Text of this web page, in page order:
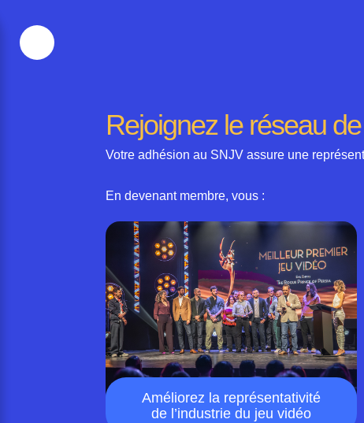
Menu
Rejoignez le réseau
Votre adhésion au SNJV assure une
En devenant membre, vous :
Améliorez la représentativité
de l’industrie du jeu vidéo